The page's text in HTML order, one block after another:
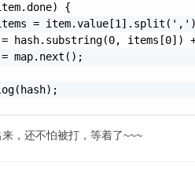
，还不怕被打，等着了~~~